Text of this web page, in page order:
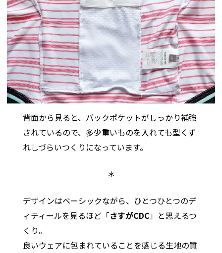
背面から見ると、バックポケットがしっかり補強
されているので、多少重いものを入れても型くず
れしづらいつくりになっています。
＊
デザインはベーシックながら、ひとつひとつのデ
ィティールを見るほど「さすがCDC 」と思えるつ
くり。
良いウェアに包まれていることを感じる生地の質